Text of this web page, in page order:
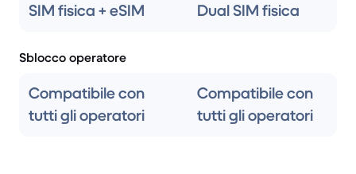
SIM fisica + eSIM Dual SIM fisica
Sblocco operatore
Compatibile con
tutti gli operatori
Compatibile con
tutti gli operatori